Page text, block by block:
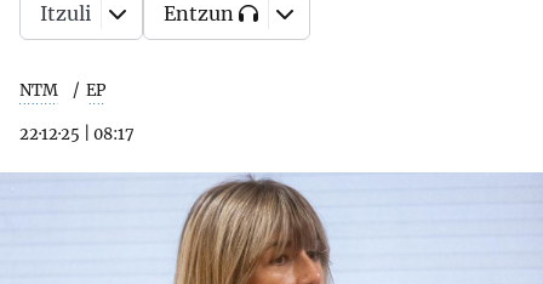
NTM EP
22·12·25 08:17
Itzuli Entzun